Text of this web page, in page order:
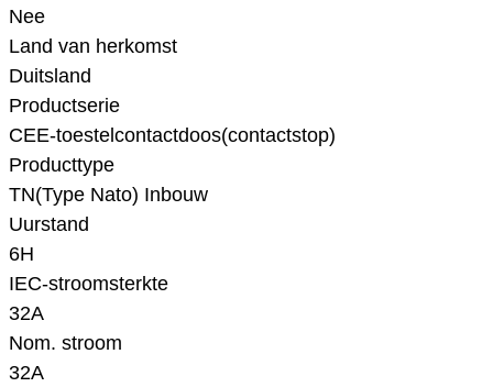
Nee
Land van herkomst
Duitsland
Productserie
CEE-toestelcontactdoos(contactstop)
Producttype
TN(Type Nato) Inbouw
Uurstand
6H
IEC-stroomsterkte
32A
Nom. stroom
32A